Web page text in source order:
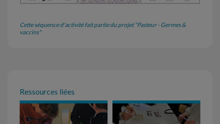
Cette séquence d'activité fait partie du projet "Pasteur - Germes &
vaccins"
Ressources liées